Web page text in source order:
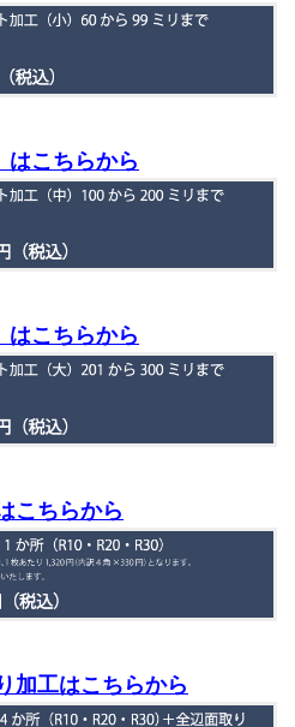
こちらから
こちらから
こちらから
加工はこちらから